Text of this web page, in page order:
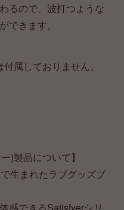
るので、波打つような
できます。
属しておりません。
)製品について】
生まれたラブグッズブ